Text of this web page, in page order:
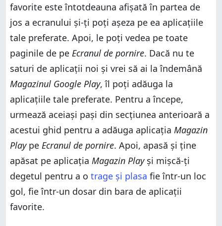
favorite este întotdeauna afișată în partea de
jos a ecranului și-ți poți așeza pe ea aplicațiile
tale preferate. Apoi, le poți vedea pe toate
paginile de pe Ecranul de pornire. Dacă nu te
saturi de aplicații noi și vrei să ai la îndemână
Magazinul Google Play, îl poți adăuga la
aplicațiile tale preferate. Pentru a începe,
urmează aceiași pași din secțiunea anterioară a
acestui ghid pentru a adăuga aplicația Magazin
Plaype Ecranul de pornire. Apoi, apasă și ține
apăsat pe aplicația Magazin Playși mișcă-ți
degetul pentru a o trage și plasa fie într-un loc
gol, fie într-un dosar din bara de aplicații
favorite.